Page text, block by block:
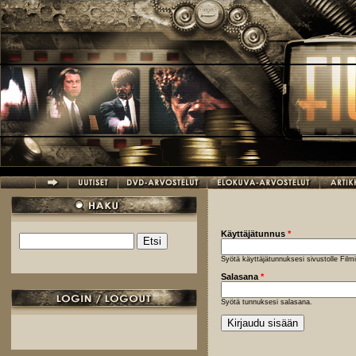
Hyppää pääsisältöön
Hakulomake
Käyttäjätunnus *
Syötä käyttäjätunnuksesi sivustolle
Salasana *
Syötä tunnuksesi salasana.